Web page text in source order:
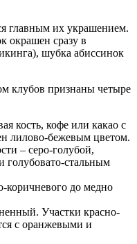
главным их украшением.
окрашен сразу в
шубка абиссинок
клубов признаны четыре
кость, кофе или какао с
лилово-бежевым цветом.
– серо-голубой,
голубовато-стальным
коричневого до медно
Участки красно-
с оранжевыми и